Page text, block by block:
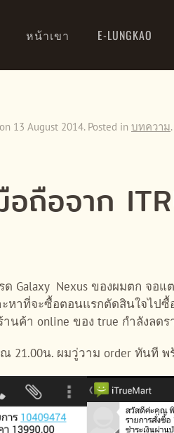
หน้าเขา E-LUNGKAO
13 August 2014. Posted in บทความ.
ถือจาก
Galaxy Nexus ของผมตก จอ
ะหาที่จะซื้อตอนแรกตัดสินใจไปซื้
านค้า online ของ true กำลังลดร
21.00น. ผมวู่วาม order ทันที